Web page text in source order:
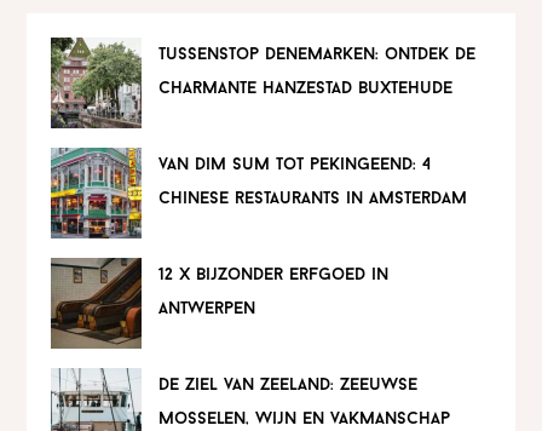
tussenstop denemarken: ontdek de
charmante hanzestad buxtehude
van dim sum tot pekingeend: 4
chinese restaurants in amsterdam
12 x bijzonder erfgoed in
antwerpen
de ziel van zeeland: zeeuwse
mosselen, wijn en vakmanschap